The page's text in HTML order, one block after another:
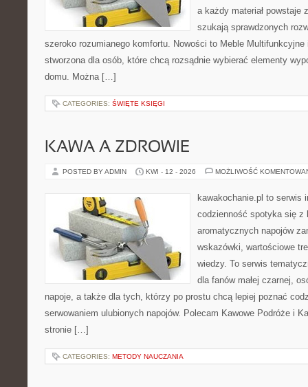
a każdy materiał powstaje
szukają sprawdzonych
szeroko rozumianego komfortu. Nowości to Meble
stworzona dla osób, które chcą rozsądnie wybierać elementy
domu. Można […]
CATEGORIES: ŚWIĘTE KSIĘGI
KAWA A ZDROWIE
POSTED BY ADMIN KWI - 12 - 2026 MOŻLIWOŚĆ
kawakochanie.pl to serwis
codzienność spotyka się z
aromatycznych napojów
wskazówki, wartościowe
wiedzy. To serwis
dla fanów małej czarnej,
napoje, a także dla tych, którzy po prostu chcą lepiej poznać
serwowaniem ulubionych napojów. Polecam Kawowe Podróże i
stronie […]
CATEGORIES: METODY NAUCZANIA